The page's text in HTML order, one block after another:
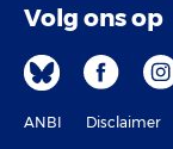
Volg ons op
ANBI Disclaimer